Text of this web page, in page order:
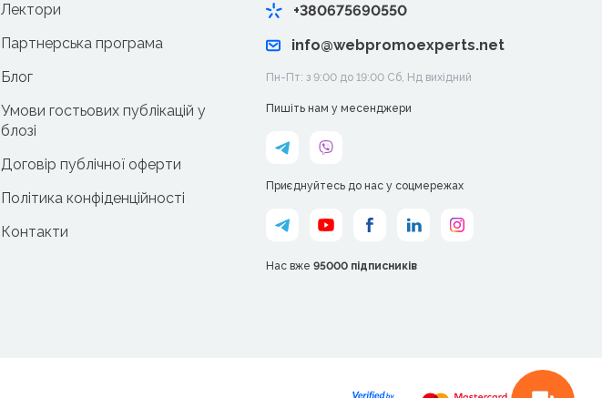
Лектори
Партнерська програма
Блог
Умови гостьових публікацій у
блозі
Договір публічної оферти
Політика конфіденційності
Контакти
+380675690550
info@webpromoexperts.net
Пн-Пт: з 9:00 до 19:00 Cб, Нд вихідний
Пишіть нам у месенджери
Приєднуйтесь до нас у соцмережах
Нас вже 95000 підписників